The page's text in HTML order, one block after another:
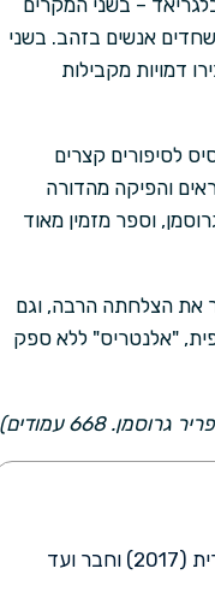
– בשני המקרים
אנשים בזהב. בשני
דמויות מקבילות
לסיפורים קצרים
והפיקה מהדורה
וספר מזמין מאוד
את הצלחתה הרבה, וגם
"אלנטריס" ללא ספק
מסיים תואר ראשון בפילוסופיה, כלכלה ומדע המדינה (פכ"מ) באוניברסיטה העברית (2017) וחבר ועד